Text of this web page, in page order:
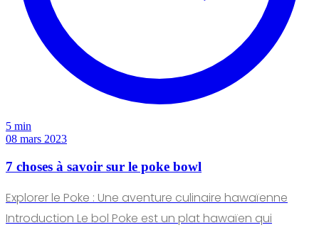
5 min
08 mars 2023
7 choses à savoir sur le poke bowl
Explorer le Poke : Une aventure culinaire hawaïenne
Introduction Le bol Poke est un plat hawaïen qui